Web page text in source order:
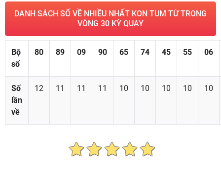
DANH SÁCH SỐ VỀ NHIỀU NHẤT KON TUM TỪ TRONG
VÒNG 30 KỲ QUAY
Bộ
số
80 89 09 90 65 74 45 55 06
Số
lần
về
12 11 11 11 10 10 10 10 10